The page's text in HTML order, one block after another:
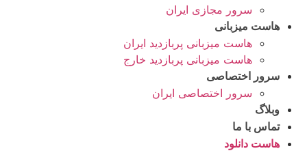
سرور مجازی ایران
هاست میزبانی
هاست میزبانی پربازدید ایران
هاست میزبانی پربازدید خارج
سرور اختصاصی
سرور اختصاصی ایران
وبلاگ
تماس با ما
هاست دانلود